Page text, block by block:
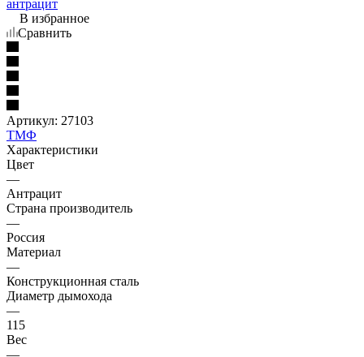
В избранное
Сравнить
Артикул: 27103
ТМФ
Характеристики
Цвет
—
Антрацит
Страна производитель
—
Россия
Материал
—
Конструкционная сталь
Диаметр дымохода
—
115
Вес
—